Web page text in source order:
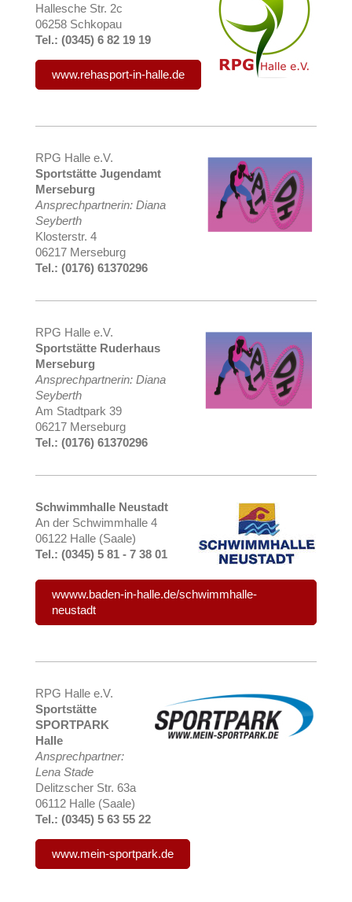
Hallesche Str. 2c
06258 Schkopau
Tel.: (0345) 6 82 19 19
www.rehasport-in-halle.de
RPG Halle e.V.
Sportstätte Jugendamt
Merseburg
Ansprechpartnerin: Diana
Seyberth
Klosterstr. 4
06217 Merseburg
Tel.: (0176) 61370296
RPG Halle e.V.
Sportstätte Ruderhaus
Merseburg
Ansprechpartnerin: Diana
Seyberth
Am Stadtpark 39
06217 Merseburg
Tel.: (0176) 61370296
Schwimmhalle Neustadt
An der Schwimmhalle 4
06122 Halle (Saale)
Tel.: (0345) 5 81 - 7 38 01
wwww.baden-in-halle.de/schwimmhalle-
neustadt
RPG Halle e.V.
Sportstätte
SPORTPARK
Halle
Ansprechpartner:
Lena Stade
Delitzscher Str. 63a
06112 Halle (Saale)
Tel.: (0345) 5 63 55 22
www.mein-sportpark.de